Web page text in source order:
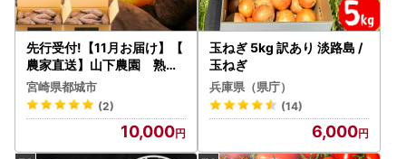
先行受付!【11月お届け】【
農家直送】山下農園 熟成
紅はるか 10kg〔AA-I705-
11〕_(都城市) 都城産 紅は
るか S～2Lサイズ混合 山下
農園 さつまいも兄弟 長期熟
成 甘い
宮崎県都城市
(2)
10,000
玉ねぎ 5kg 訳あり 淡路島 /
玉ねぎ
兵庫県（県庁）
(14)
6,000